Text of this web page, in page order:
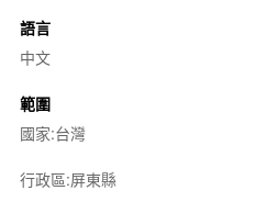
語言
中文
範圍
國家:台灣
行政區:屏東縣